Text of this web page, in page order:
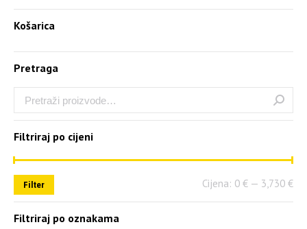
Košarica
Pretraga
Filtriraj po cijeni
Filter Cijena: 0 € — 3,730 €
Filtriraj po oznakama